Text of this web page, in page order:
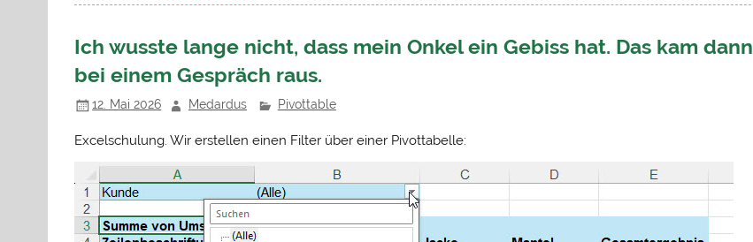
Ich wusste lange nicht, dass mein Onkel ein Gebiss hat. Das kam dann
bei einem Gespräch raus.
12. Mai 2026 Medardus Pivottable
Excelschulung. Wir erstellen einen Filter über einer Pivottabelle: